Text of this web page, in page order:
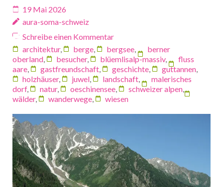
19 Mai 2026
aura-soma-schweiz
Schreibe einen Kommentar
architektur, berge bergsee
berner
oberland
besucher, blüemlisalp-massiv,
fluss
aare
gastfreundschaft geschichte guttannen
holzhäuser, juwel landschaft
malerisches
dorf, natur, oeschinensee schweizer alpen
wälder, wanderwege wiesen